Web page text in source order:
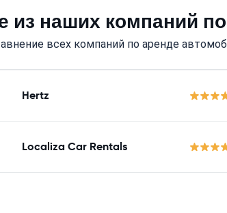
из наших компаний
всех компаний по аренде
Hertz
Localiza Car Rentals